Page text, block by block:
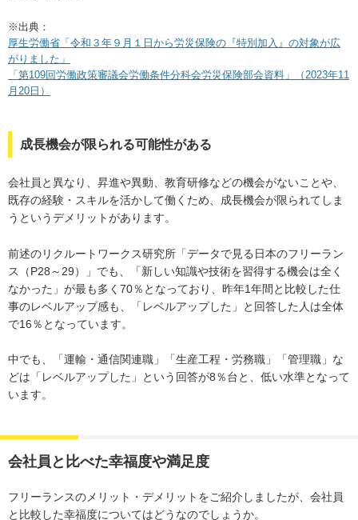
※出典：
厚生労働省「令和３年９月１日から労災保険の『特別加入』の対象が広
がりました」
「第109回労働政策審議会労働条件分科会労災保険部会資料」（2023年11
月20日）
成長機会が限られる可能性がある
会社員と異なり、昇進や異動、教育研修などの機会がないことや、
既存の経験・スキルを活かして働くため、成長機会が限られてしま
うというデメリットがあります。
前述のリクルートワークス研究所「データで見る日本のフリーラン
ス（P28～29）」でも、「新しい知識や技術を習得する機会は全く
なかった」が最も多く70％となっており、昨年1年間と比較した仕
事のレベルアップ感も、「レベルアップした」と回答した人は全体
で16％となっています。
中でも、「運輸・通信関連職」「生産工程・労務職」「管理職」な
どは「レベルアップした」という回答が8％台と、低い水準となって
います。
会社員と比べた幸福度や満足度
フリーランスのメリット・デメリットをご紹介しましたが、会社員
と比較した幸福度についてはどうなのでしょうか。